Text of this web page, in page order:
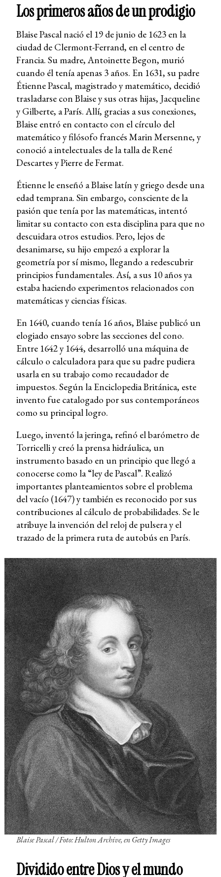
Los primeros años de un prodigio
Blaise Pascal nació el 19 de junio de 1623 en la
ciudad de Clermont-Ferrand, en el centro de
Francia. Su madre, Antoinette Begon, murió
cuando él tenía apenas 3 años. En 1631, su padre
Étienne Pascal, magistrado y matemático, decidió
trasladarse con Blaise y sus otras hijas, Jacqueline
y Gilberte, a París. Allí, gracias a sus conexiones,
Blaise entró en contacto con el círculo del
matemático y filósofo francés Marin Mersenne, y
conoció a intelectuales de la talla de René
Descartes y Pierre de Fermat.
Étienne le enseñó a Blaise latín y griego desde una
edad temprana. Sin embargo, consciente de la
pasión que tenía por las matemáticas, intentó
limitar su contacto con esta disciplina para que no
descuidara otros estudios. Pero, lejos de
desanimarse, su hijo empezó a explorar la
geometría por sí mismo, llegando a redescubrir
principios fundamentales. Así, a sus 10 años ya
estaba haciendo experimentos relacionados con
matemáticas y ciencias físicas.
En 1640, cuando tenía 16 años, Blaise publicó un
elogiado ensayo sobre las secciones del cono.
Entre 1642 y 1644, desarrolló una máquina de
cálculo o calculadora para que su padre pudiera
usarla en su trabajo como recaudador de
impuestos. Según la Enciclopedia Británica, este
invento fue catalogado por sus contemporáneos
como su principal logro.
Luego, inventó la jeringa, refinó el barómetro de
Torricelli y creó la prensa hidráulica, un
instrumento basado en un principio que llegó a
conocerse como la “ley de Pascal”. Realizó
importantes planteamientos sobre el problema
del vacío (1647) y también es reconocido por sus
contribuciones al cálculo de probabilidades. Se le
atribuye la invención del reloj de pulsera y el
trazado de la primera ruta de autobús en París.
Blaise Pascal / Foto: Hulton Archive, en Getty Images
Dividido entre Dios y el mundo